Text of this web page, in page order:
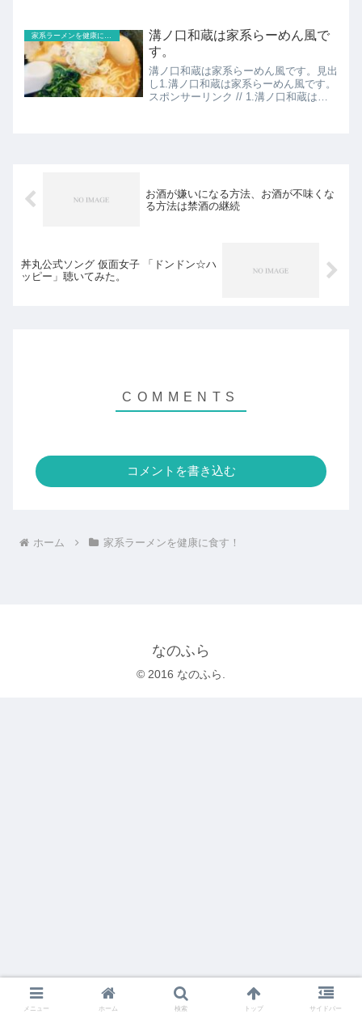
し1.ラーメンりゅう追浜店でのメニュー
2.六角家姉妹店で酒井製...
溝ノ口和蔵は家系らーめん風で
す。
溝ノ口和蔵は家系らーめん風です。見出
し1.溝ノ口和蔵は家系らーめん風です。
スポンサーリンク // 1.溝ノ口和蔵は家
お酒が嫌いになる方法、お酒が不味くな
る方法は禁酒の継続
丼丸公式ソング 仮面女子 「ドンドン☆ハ
ッピー」聴いてみた。
コメントを書き込む
ホーム 家系ラーメンを健康に食す！
なのふら
© 2016 なのふら.
メニュー ホーム 検索 トップ サイドバー